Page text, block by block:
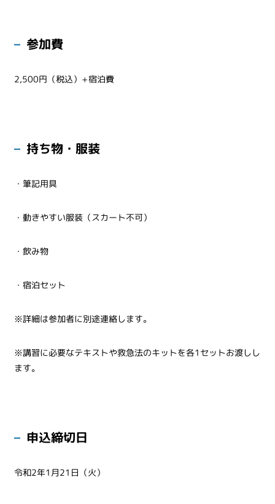
参加費
2,500円（税込）+宿泊費
持ち物・服装
・筆記用具
・動きやすい服装（スカート不可）
・飲み物
・宿泊セット
※詳細は参加者に別途連絡します。
※講習に必要なテキストや救急法のキットを各1セットお渡しし
ます。
申込締切日
令和2年1月21日（火）